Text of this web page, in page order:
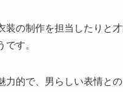
装の制作を担当したりと
す。
力的で、男らしい表情と